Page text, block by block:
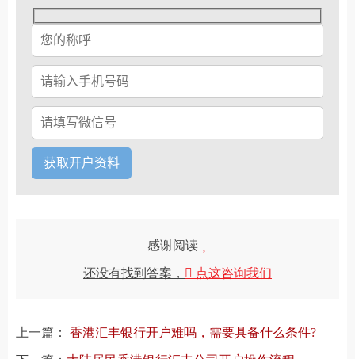
感谢阅读
还没有找到答案， 点这咨询我们
上一篇： 香港汇丰银行开户难吗，需要具备什么条件?